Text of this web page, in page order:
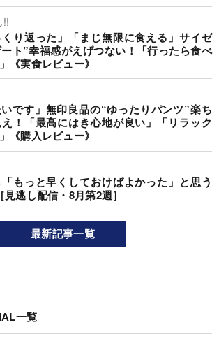
!!
くり返った」「まじ無限に食える」サイゼ
ト”幸福感がえげつない！「行ったら食べ
《実食レビュー》
いです」無印良品の“ゆったりパンツ”楽ち
！「最高にはき心地が良い」「リラック
《購入レビュー》
もっと早くしておけばよかった」と思う
逃し配信・8月第2週］
最新記事一覧
一覧